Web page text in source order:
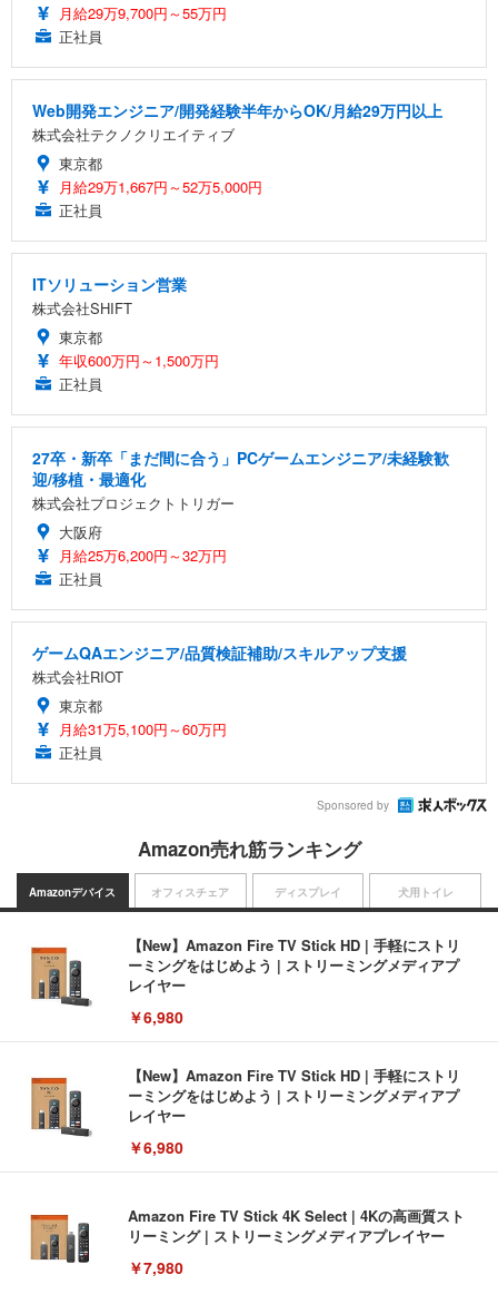
月給29万9,700円～55万円
正社員
Web開発エンジニア/開発経験半年からOK/月給29万円以上
株式会社テクノクリエイティブ
東京都
月給29万1,667円～52万5,000円
正社員
ITソリューション営業
株式会社SHIFT
東京都
年収600万円～1,500万円
正社員
27卒・新卒「まだ間に合う」PCゲームエンジニア/未経験歓
迎/移植・最適化
株式会社プロジェクトトリガー
大阪府
月給25万6,200円～32万円
正社員
ゲームQAエンジニア/品質検証補助/スキルアップ支援
株式会社RIOT
東京都
月給31万5,100円～60万円
正社員
Sponsored by
Amazon売れ筋ランキング
Amazonデバイス
【New】Amazon Fire TV Stick HD | 手軽にストリ
ーミングをはじめよう | ストリーミングメディアプ
レイヤー
￥6,980
【New】Amazon Fire TV Stick HD | 手軽にストリ
ーミングをはじめよう | ストリーミングメディアプ
レイヤー
￥6,980
Amazon Fire TV Stick 4K Select | 4Kの高画質スト
リーミング | ストリーミングメディアプレイヤー
￥7,980
オフィスチェア ディスプレイ 犬用トイレ